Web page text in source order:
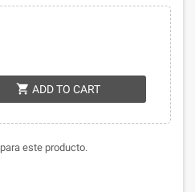
shopping_cart ADD TO CART
este producto.